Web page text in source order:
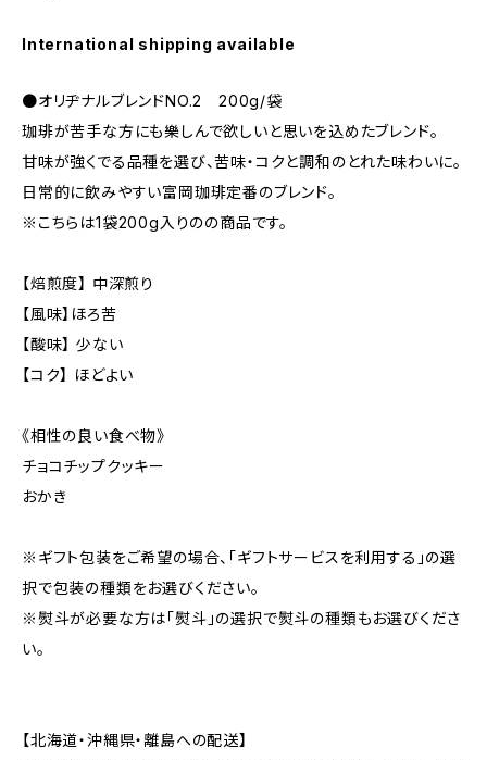
International shipping available
●オリヂナルブレンドNO.2 200g/袋
珈琲が苦手な方にも樂しんで欲しいと思いを込めたブレンド。
甘味が強くでる品種を選び、苦味・コクと調和のとれた味わいに。
日常的に飲みやすい富岡珈琲定番のブレンド。
※こちらは1袋200g入りのの商品です。
【焙煎度】 中深煎り
【風味】ほろ苦
【酸味】 少ない
【コク】 ほどよい
《相性の良い食べ物》
チョコチップクッキー
おかき
※ギフト包装をご希望の場合、「ギフトサービスを利用する」の選
択で包装の種類をお選びください。
※熨斗が必要な方は「熨斗」の選択で熨斗の種類もお選びくださ
い。
【北海道・沖縄県・離島への配送】